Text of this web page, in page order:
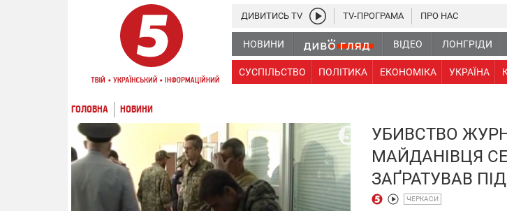
НОВИНИ ВІДЕО ЛОНГРІДИ
СУСПІЛЬСТВО ПОЛІТИКА ЕКОНОМІКА УКРАЇНА
ДИВИТИСЬ TV TV-ПРОГРАМА ПРО НАС
ГОЛОВНА НОВИНИ
УБИВСТВО
МАЙДАНІВЦЯ
ЗАҐРАТУВАВ
ЧЕРКАСИ